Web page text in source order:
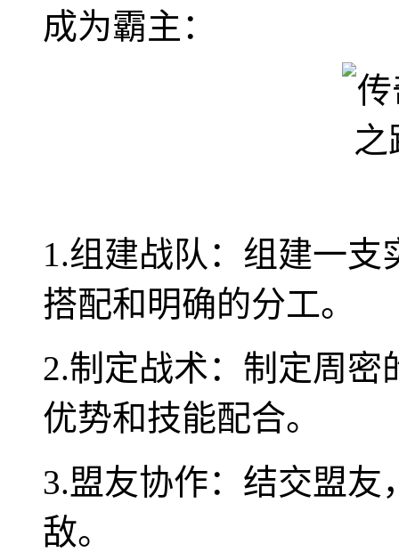
成为霸主：
1.组建战队：组建一
搭配和明确的分工。
2.制定战术：制定周
优势和技能配合。
3.盟友协作：结交盟
敌。